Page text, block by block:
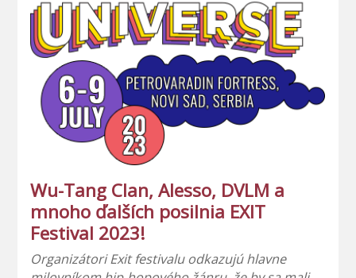
Wu-Tang Clan, Alesso, DVLM a
mnoho ďalších posilnia EXIT
Festival 2023!
Organizátori Exit festivalu odkazujú hlavne